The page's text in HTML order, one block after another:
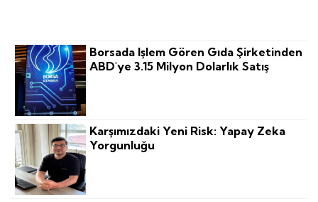
Borsada Işlem Gören Gıda Şirketinden
ABD'ye 3.15 Milyon Dolarlık Satış
Karşımızdaki Yeni Risk: Yapay Zeka
Yorgunluğu